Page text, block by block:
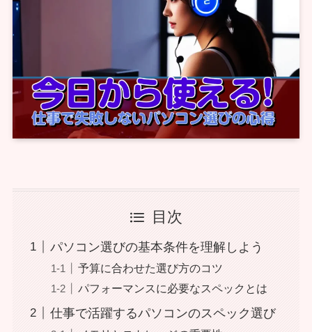
目次
パソコン選びの基本条件を理解しよう
予算に合わせた選び方のコツ
パフォーマンスに必要なスペックとは
仕事で活躍するパソコンのスペック選び